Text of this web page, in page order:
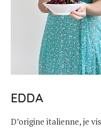
EDDA
D’origine italienne, je